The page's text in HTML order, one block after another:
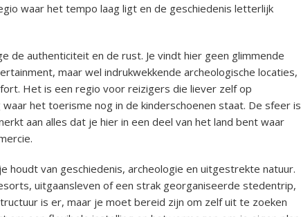
waar het tempo laag ligt en de geschiedenis letterlijk
de authenticiteit en de rust. Je vindt hier geen glimmende
maar wel indrukwekkende archeologische locaties,
Het is een regio voor reizigers die liever zelf op
het toerisme nog in de kinderschoenen staat. De sfeer is
aan alles dat je hier in een deel van het land bent waar
houdt van geschiedenis, archeologie en uitgestrekte natuur.
uitgaansleven of een strak georganiseerde stedentrip,
is er, maar je moet bereid zijn om zelf uit te zoeken